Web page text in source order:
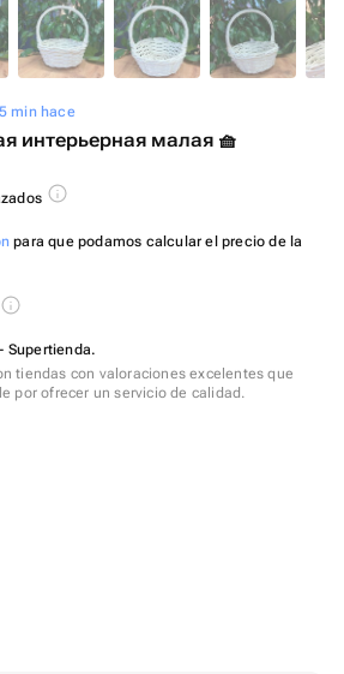
min hace
интерьерная малая 🧺
para que podamos calcular el precio de la
Supertienda.
tiendas con valoraciones excelentes que
por ofrecer un servicio de calidad.